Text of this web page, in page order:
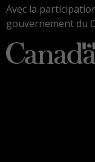
Avec la
gouvernement du